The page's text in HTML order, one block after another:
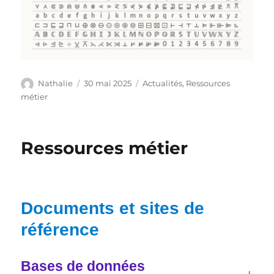
Auteur
Nathalie
Publié
30 mai 2025 Catégories
Actualités, Ressources
métier
Ressources métier
Documents et sites de
référence
Bases de données